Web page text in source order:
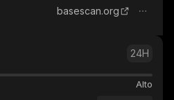
basescan.org
24H
Alto